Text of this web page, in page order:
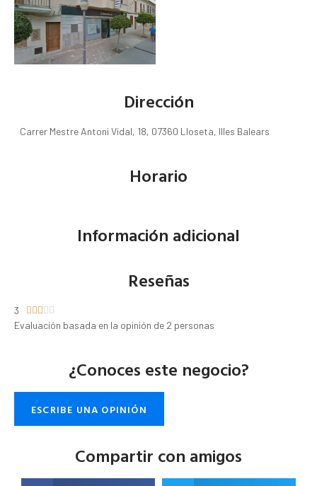
Dirección
Carrer Mestre Antoni Vidal, 18, 07360 Lloseta, Illes Balears
Horario
Información adicional
Reseñas
3     
Evaluación basada en la opinión de 2 personas
¿Conoces este negocio?
ESCRIBE UNA OPINIÓN
Compartir con amigos